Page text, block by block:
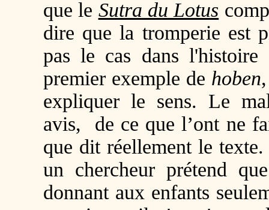
que le Sutra du Lotus
dire que la tromperie est
pas le cas dans
premier exemple de hoben
expliquer le sens. Le
avis, de ce que l’ont ne
que dit réellement le
un chercheur prétend
donnant aux enfants